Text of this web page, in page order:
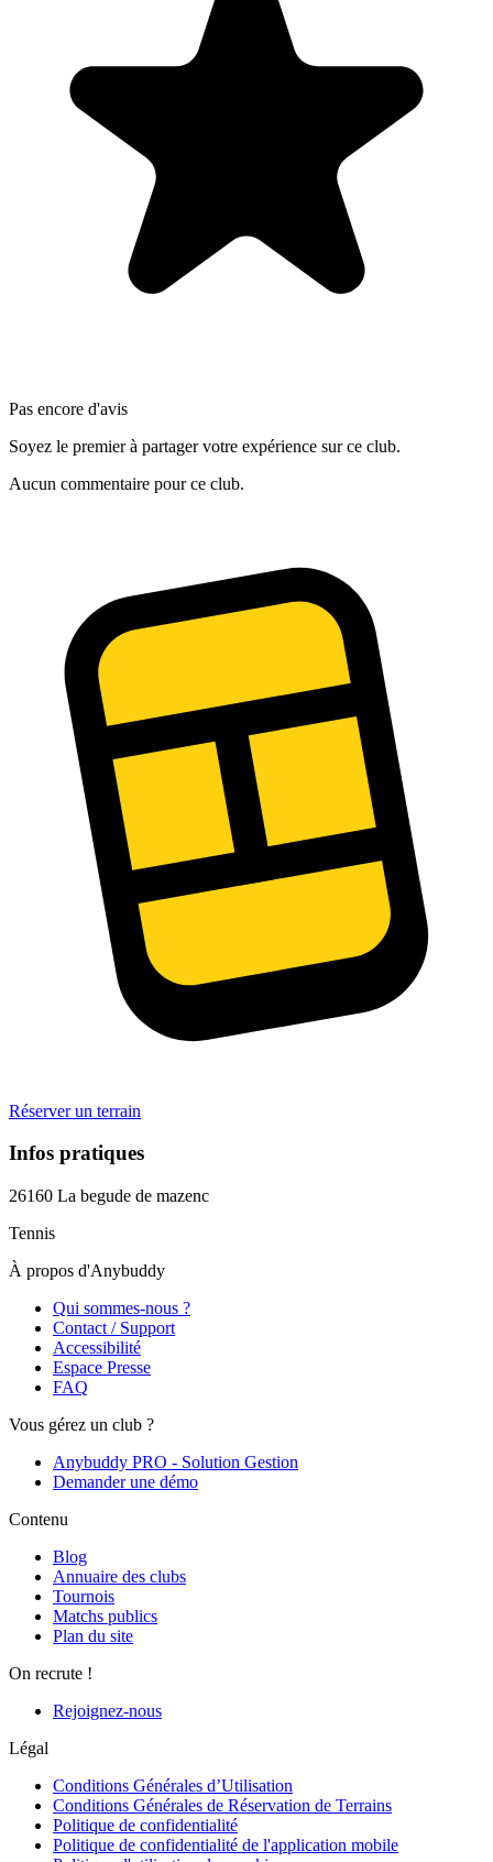
Pas encore d'avis
Soyez le premier à partager votre expérience sur ce club.
Aucun commentaire pour ce club.
Réserver un terrain
Infos pratiques
26160 La begude de mazenc
Tennis
À propos d'Anybuddy
Qui sommes-nous ?
Contact / Support
Accessibilité
Espace Presse
FAQ
Vous gérez un club ?
Anybuddy PRO - Solution Gestion
Demander une démo
Contenu
Blog
Annuaire des clubs
Tournois
Matchs publics
Plan du site
On recrute !
Rejoignez-nous
Légal
Conditions Générales d’Utilisation
Conditions Générales de Réservation de Terrains
Politique de confidentialité
Politique de confidentialité de l'application mobile